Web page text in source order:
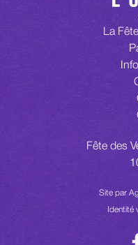
La
Fête des
Site par
Identité